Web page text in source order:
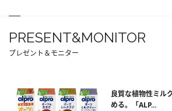
PRESENT&MONITOR
プレゼント＆モニター
良質な植物性ミル
める。「ALP...